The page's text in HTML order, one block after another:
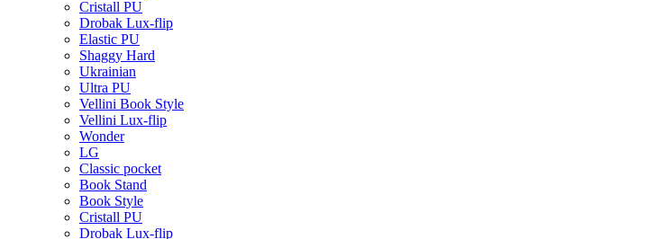
Cristall PU
Drobak Lux-flip
Elastic PU
Shaggy Hard
Ukrainian
Ultra PU
Vellini Book Style
Vellini Lux-flip
Wonder
LG
Classic pocket
Book Stand
Book Style
Cristall PU
Drobak Lux-flip